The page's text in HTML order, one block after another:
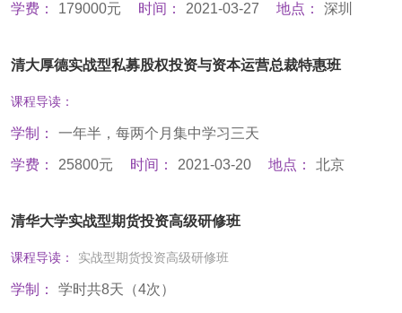
学费： 179000元 时间： 2021-03-27 地点： 深圳
清大厚德实战型私募股权投资与资本运营总裁特惠班
课程导读：
学制： 一年半，每两个月集中学习三天
学费： 25800元 时间： 2021-03-20 地点： 北京
清华大学实战型期货投资高级研修班
课程导读： 实战型期货投资高级研修班
学制： 学时共8天（4次）